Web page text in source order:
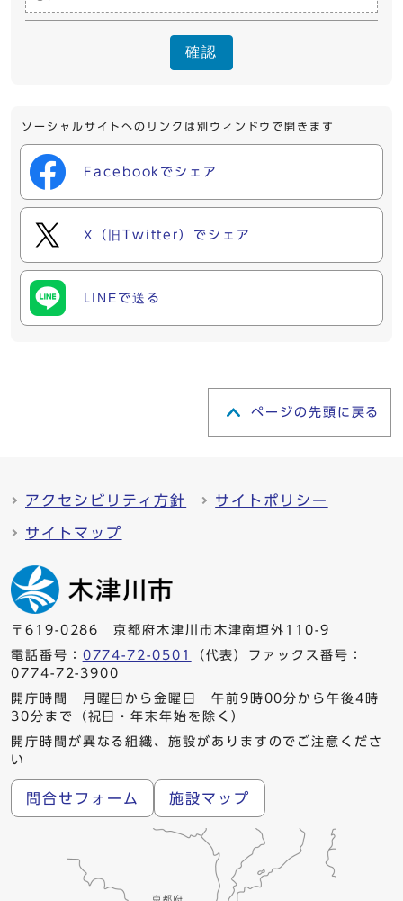
確認
ソーシャルサイトへのリンクは別ウィンドウで開きます
Facebookでシェア
X（旧Twitter）でシェア
LINEで送る
ページの先頭に戻る
アクセシビリティ方針 サイトポリシー
サイトマップ
〒619-0286 京都府木津川市木津南垣外110-9
電話番号： 0774-72-0501
（代表）ファックス番号：
0774-72-3900
開庁時間 月曜日から金曜日 午前9時00分から午後4時
30分まで（祝日・年末年始を除く）
開庁時間が異なる組織、施設がありますのでご注意くださ
い
問合せフォーム 施設マップ